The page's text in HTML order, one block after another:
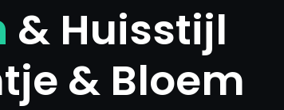
& Huisstijl
& Bloem